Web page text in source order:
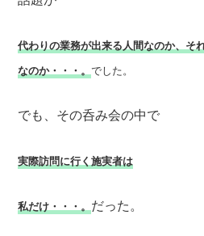
代わりの業務が出来る人間なのか、そ
なのか・・・。でした。
でも、その呑み会の中で
実際訪問に行く施実者は
私だけ・・・。 だった。